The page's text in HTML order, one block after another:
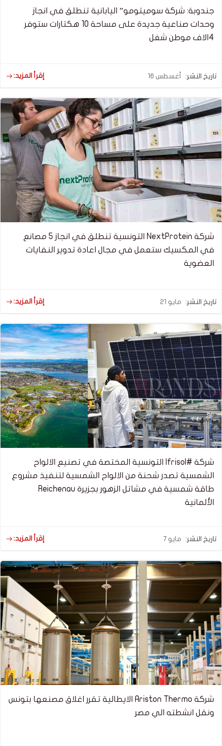
جندوبة: شركة سوميتومو” اليابانية تنطلق في انجاز
وحدات صناعية جديدة على مساحة 10 هكتارات ستوفر
4الاف موطن شغل
تاريخ النشر: أغسطس 16 إقرأ المزيد:
شركة NextProtein التونسية تنطلق في انجاز 5 مصانع
في المكسيك ستعمل في مجال اعادة تدوير النفايات
العضوية
تاريخ النشر: مايو 21 إقرأ المزيد:
شركة #Ifrisol التونسية المختصة في تصنيع الالواح
الشمسية تصدر شحنة من الالواح الشمسية لتنفيذ مشروع
طاقة شمسية في مشاتل الزهور بجزيرة Reichenau
الألمانية
تاريخ النشر: مايو 7 إقرأ المزيد:
شركة Ariston Thermo الايطالية تقرر اغلاق مصنعها بتونس
ونقل انشطته الي مصر